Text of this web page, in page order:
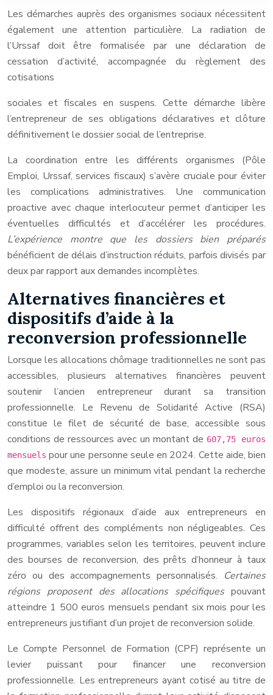
Les démarches auprès des organismes sociaux nécessitent
également une attention particulière. La radiation de
l’Urssaf doit être formalisée par une déclaration de
cessation d’activité, accompagnée du règlement des
cotisations
sociales et fiscales en suspens. Cette démarche libère
l’entrepreneur de ses obligations déclaratives et clôture
définitivement le dossier social de l’entreprise.
La coordination entre les différents organismes (Pôle
Emploi, Urssaf, services fiscaux) s’avère cruciale pour éviter
les complications administratives. Une communication
proactive avec chaque interlocuteur permet d’anticiper les
éventuelles difficultés et d’accélérer les procédures.
L’expérience montre que les dossiers bien préparés
bénéficient de délais d’instruction réduits, parfois divisés par
deux par rapport aux demandes incomplètes.
Alternatives financières et
dispositifs d’aide à la
reconversion professionnelle
Lorsque les allocations chômage traditionnelles ne sont pas
accessibles, plusieurs alternatives financières peuvent
soutenir l’ancien entrepreneur durant sa transition
professionnelle. Le Revenu de Solidarité Active (RSA)
constitue le filet de sécurité de base, accessible sous
conditions de ressources avec un montant de 607,75 euros
mensuels pour une personne seule en 2024. Cette aide, bien
que modeste, assure un minimum vital pendant la recherche
d’emploi ou la reconversion.
Les dispositifs régionaux d’aide aux entrepreneurs en
difficulté offrent des compléments non négligeables. Ces
programmes, variables selon les territoires, peuvent inclure
des bourses de reconversion, des prêts d’honneur à taux
zéro ou des accompagnements personnalisés. Certaines
régions proposent des allocations spécifiquespouvant
atteindre 1 500 euros mensuels pendant six mois pour les
entrepreneurs justifiant d’un projet de reconversion solide.
Le Compte Personnel de Formation (CPF) représente un
levier puissant pour financer une reconversion
professionnelle. Les entrepreneurs ayant cotisé au titre de